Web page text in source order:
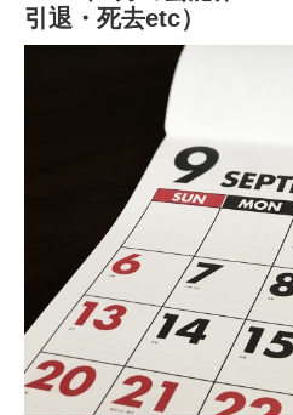
引退・死去etc）